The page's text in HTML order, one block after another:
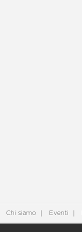
Chi siamo Eventi